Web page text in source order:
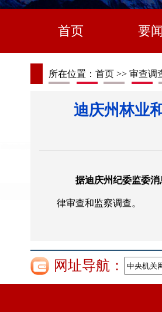
首页 要闻
所在位置： 首页 >> 审查调
迪庆州林业
据迪庆州纪委监委消
律审查和监察调查。
网址导航：